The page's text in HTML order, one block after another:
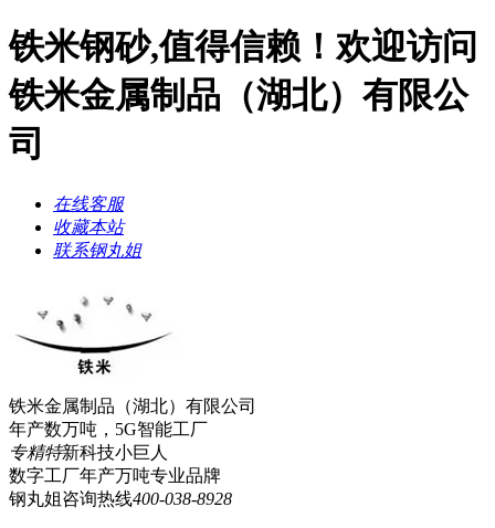
铁米钢砂,值得信赖！欢迎访问
铁米金属制品（湖北）有限公
司
在线客服
收藏本站
联系钢丸姐
铁米金属制品（湖北）有限公司
年产数万吨，5G智能工厂
专精特新科技小巨人
数字工厂年产万吨专业品牌
钢丸姐咨询热线400-038-8928